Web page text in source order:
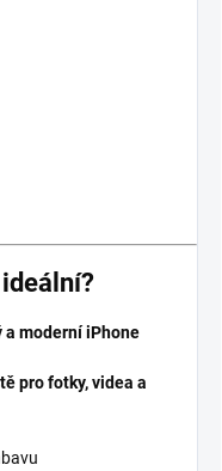
a moderní iPhone
pro fotky, videa a